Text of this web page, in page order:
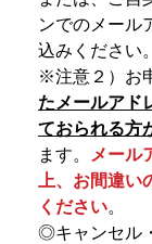
ンでのメール
込みください。
※注意２）お
たメールアド
ておられる方
ます。
メール
上、お間違
ください。
◎キャンセル